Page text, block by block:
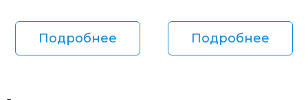
Подробнее Подробнее